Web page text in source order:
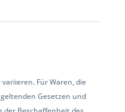
Für Waren, die
Gesetzen und